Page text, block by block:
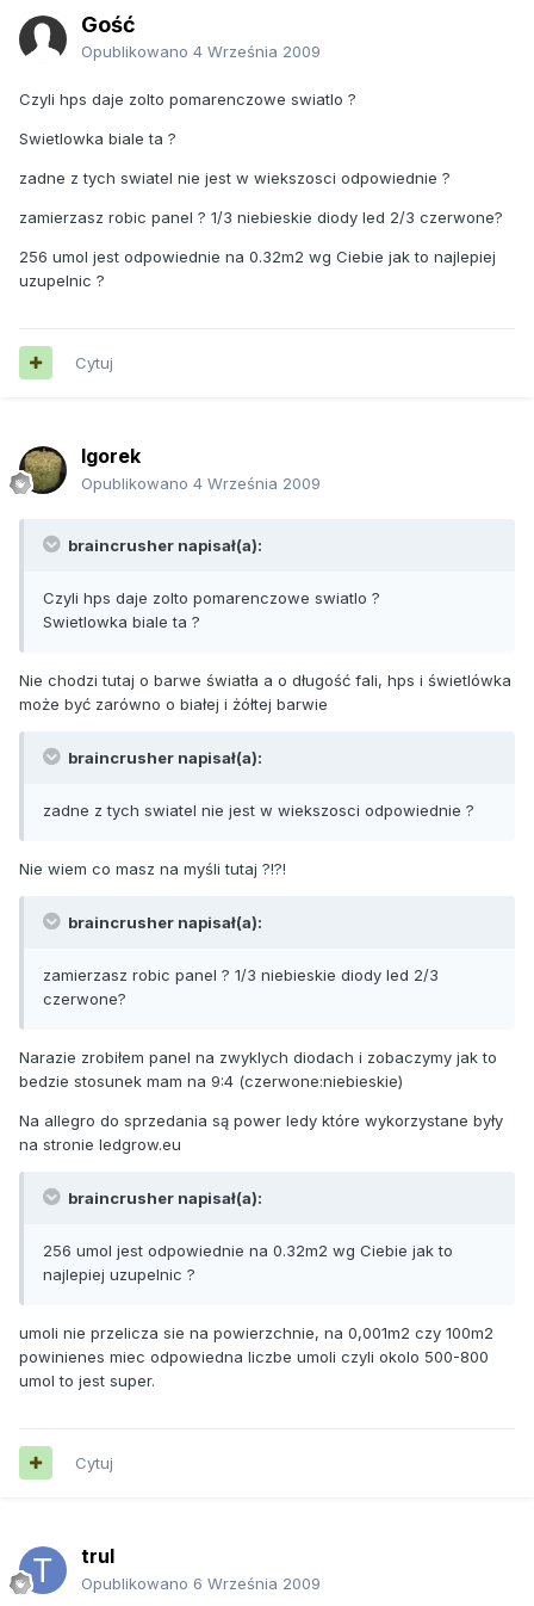
Gość
Opublikowano 4 Września 2009
Czyli hps daje zolto pomarenczowe swiatlo ?
Swietlowka biale ta ?
zadne z tych swiatel nie jest w wiekszosci odpowiednie ?
zamierzasz robic panel ? 1/3 niebieskie diody led 2/3 czerwone?
256 umol jest odpowiednie na 0.32m2 wg Ciebie jak to najlepiej
uzupelnic ?
Cytuj
lgorek
Opublikowano 4 Września 2009
braincrusher napisał(a):
Czyli hps daje zolto pomarenczowe swiatlo ?
Swietlowka biale ta ?
Nie chodzi tutaj o barwe światła a o długość fali, hps i świetlówka
może być zarówno o białej i żółtej barwie
braincrusher napisał(a):
zadne z tych swiatel nie jest w wiekszosci odpowiednie ?
Nie wiem co masz na myśli tutaj ?!?!
braincrusher napisał(a):
zamierzasz robic panel ? 1/3 niebieskie diody led 2/3
czerwone?
Narazie zrobiłem panel na zwyklych diodach i zobaczymy jak to
bedzie stosunek mam na 9:4 (czerwone:niebieskie)
Na allegro do sprzedania są power ledy które wykorzystane były
na stronie ledgrow.eu
braincrusher napisał(a):
256 umol jest odpowiednie na 0.32m2 wg Ciebie jak to
najlepiej uzupelnic ?
umoli nie przelicza sie na powierzchnie, na 0,001m2 czy 100m2
powinienes miec odpowiedna liczbe umoli czyli okolo 500-800
umol to jest super.
Cytuj
trul
Opublikowano 6 Września 2009